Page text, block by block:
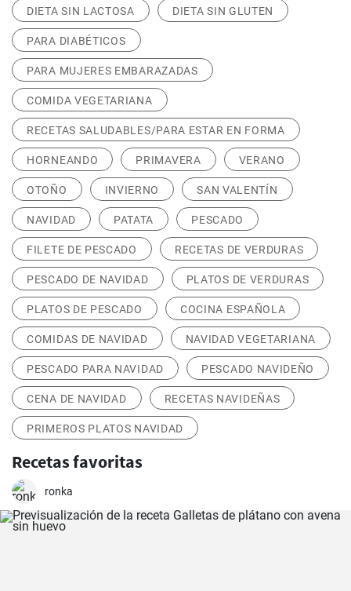
DIETA SIN LACTOSA DIETA SIN GLUTEN
PARA DIABÉTICOS
PARA MUJERES EMBARAZADAS
COMIDA VEGETARIANA
RECETAS SALUDABLES/PARA ESTAR EN FORMA
HORNEANDO PRIMAVERA VERANO
OTOÑO INVIERNO SAN VALENTÍN
NAVIDAD PATATA PESCADO
FILETE DE PESCADO RECETAS DE VERDURAS
PESCADO DE NAVIDAD PLATOS DE VERDURAS
PLATOS DE PESCADO COCINA ESPAÑOLA
COMIDAS DE NAVIDAD NAVIDAD VEGETARIANA
PESCADO PARA NAVIDAD PESCADO NAVIDEÑO
CENA DE NAVIDAD RECETAS NAVIDEÑAS
PRIMEROS PLATOS NAVIDAD
Recetas favoritas
ronka